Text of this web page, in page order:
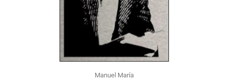
Manuel María